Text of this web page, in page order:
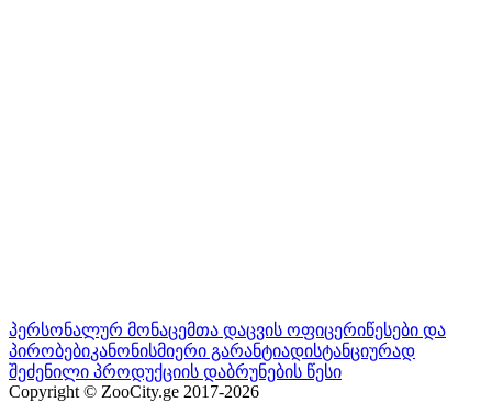
პერსონალურ მონაცემთა დაცვის ოფიცერიწესები და
პირობებიკანონისმიერი გარანტიადისტანციურად
შეძენილი პროდუქციის დაბრუნების წესი
Copyright © ZooCity.ge 2017-2026